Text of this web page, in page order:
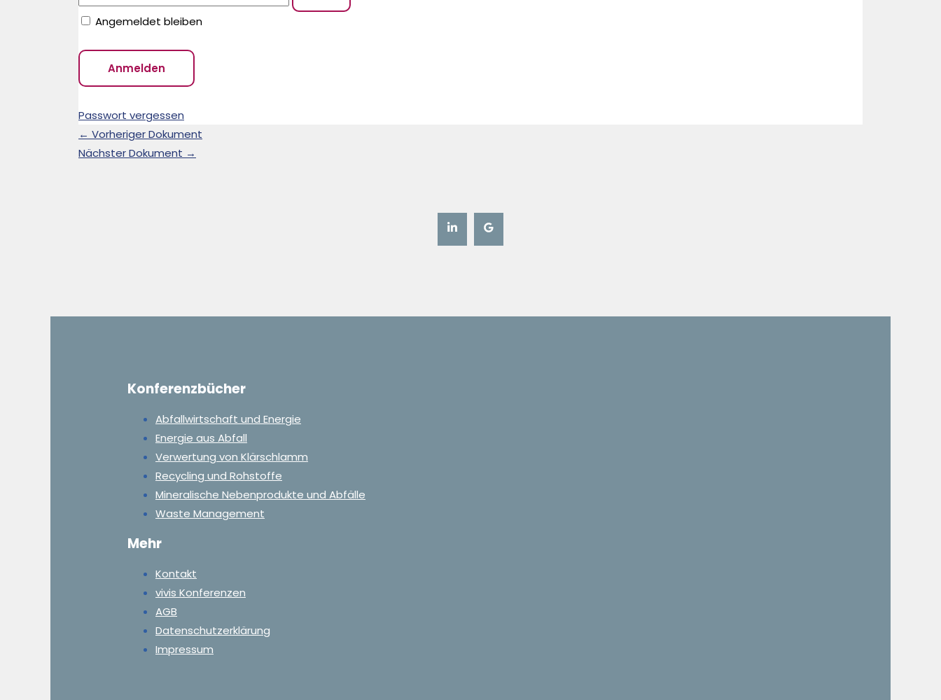
Angemeldet bleiben
Passwort vergessen
← Vorheriger Dokument
Nächster Dokument →
Konferenzbücher
Abfallwirtschaft und Energie
Energie aus Abfall
Verwertung von Klärschlamm
Recycling und Rohstoffe
Mineralische Nebenprodukte und Abfälle
Waste Management
Mehr
Kontakt
vivis Konferenzen
AGB
Datenschutzerklärung
Impressum